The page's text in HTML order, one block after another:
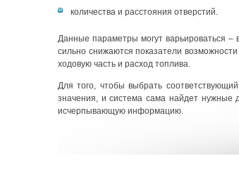
количества и расстояния отверстий.
Данные параметры могут варьироваться –
сильно снижаются показатели
ходовую часть и расход топлива.
Для того, чтобы выбрать
значения, и система сама найдет нужные
исчерпывающую информацию.